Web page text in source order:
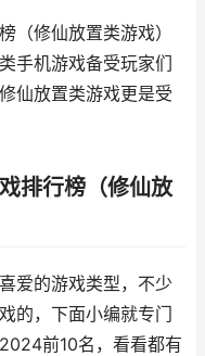
（修仙放置类游戏）
手机游戏备受玩家们
仙放置类游戏更是受
排行榜（修仙放
爱的游戏类型，不少
的，下面小编就专门
前10名，看看都有